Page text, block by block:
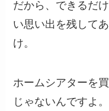
だから、できるだ
い思い出を残して
け。
ホームシアターを
じゃないんですよ。